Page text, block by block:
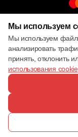
ПОЗВОНИТЬ
Мы используем
Мы используем
анализировать
принять, отклонить
использования cookie